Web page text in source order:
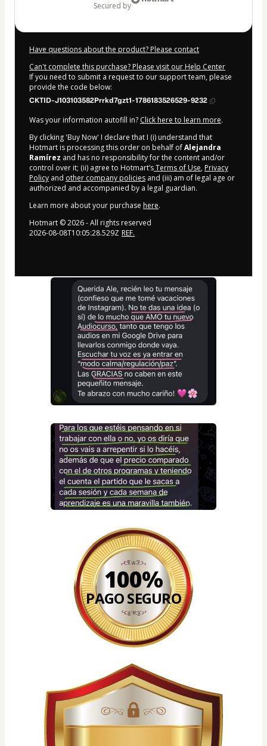
secured by
Have questions about the product? Please contact
Can't complete this purchase? Please visit our Help Center
If you need to submit a request to our support team, please
provide the code below:
CKTID-J103103582Prrkd7gzt1-1786183526529-9232
Was your information autofill in? Click here to learn more.
By clicking 'Buy Now' I declare that I (i) understand that
Hotmart is processing this order on behalf ofAlejandra
Ramírez and has no responsibility for the content and/or
control over it; (ii) agree to Hotmart’sTerms of Use, Privacy
Policy and other company policies and (iii) am of legal age or
authorized and accompanied by a legal guardian.
Learn more about your purchase here.
Hotmart ©2026- All rights reserved
2026-08-08T10:05:28.529Z REF.
100%
PAGO SEGURO